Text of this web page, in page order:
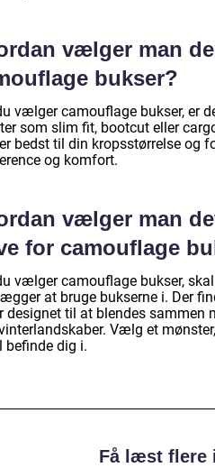
vælger man
bukser?
vælger camouflage bukser, er
som slim fit, bootcut eller
bedst til din kropsstørrelse og
og komfort.
vælger man
for camouflage
vælger camouflage bukser,
at bruge bukserne i. Der
designet til at blendes sammen
Vælg et
befinde dig i.
Få læst flere